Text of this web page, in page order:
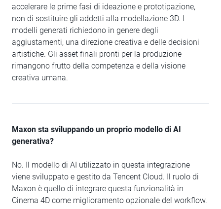
accelerare le prime fasi di ideazione e prototipazione,
non di sostituire gli addetti alla modellazione 3D. I
modelli generati richiedono in genere degli
aggiustamenti, una direzione creativa e delle decisioni
artistiche. Gli asset finali pronti per la produzione
rimangono frutto della competenza e della visione
creativa umana.
Maxon sta sviluppando un proprio modello di AI
generativa?
No. Il modello di AI utilizzato in questa integrazione
viene sviluppato e gestito da Tencent Cloud. Il ruolo di
Maxon è quello di integrare questa funzionalità in
Cinema 4D come miglioramento opzionale del workflow.